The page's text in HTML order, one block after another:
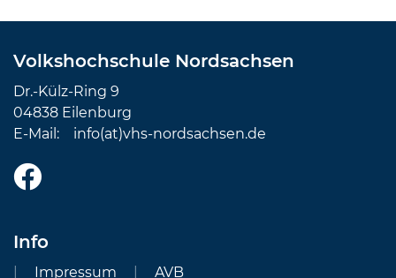
Volkshochschule Nordsachsen
Dr.-Külz-Ring 9
04838 Eilenburg
E-Mail: info(at)vhs-nordsachsen.de
Info
Impressum AVB